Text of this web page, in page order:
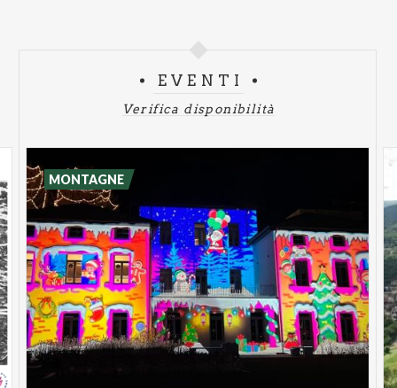
EVENTI
Verifica disponibilità
MONTAGNE